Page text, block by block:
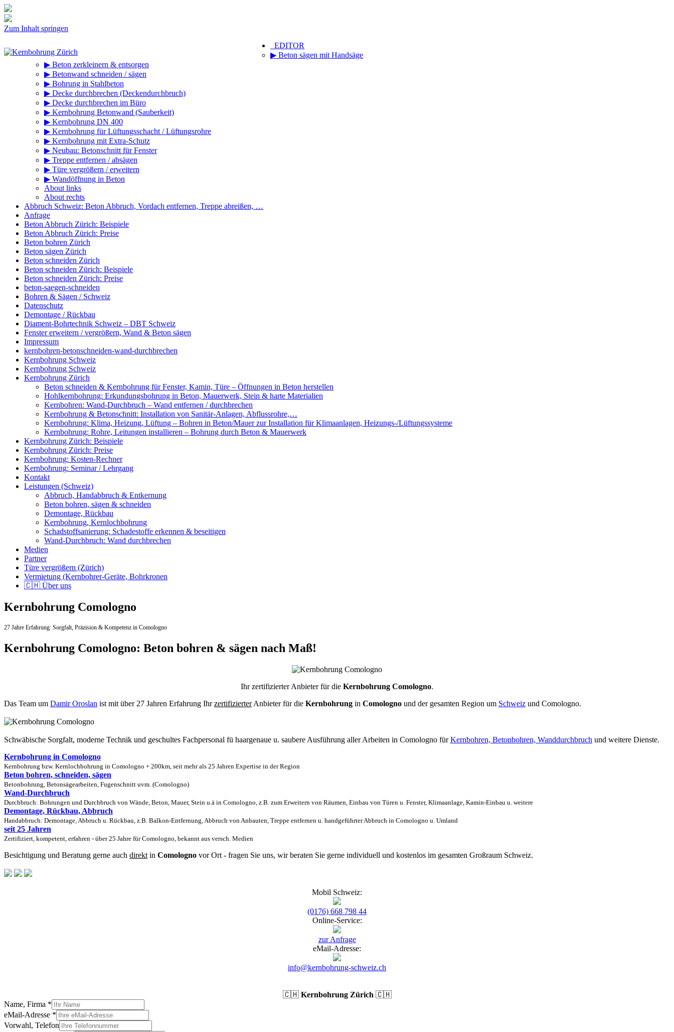
Zum Inhalt springen
_EDITOR
▶ Beton sägen mit Handsäge
▶ Beton zerkleinern & entsorgen
▶ Betonwand schneiden / sägen
▶ Bohrung in Stahlbeton
▶ Decke durchbrechen (Deckendurchbruch)
▶ Decke durchbrechen im Büro
▶ Kernbohrung Betonwand (Sauberkeit)
▶ Kernbohrung DN 400
▶ Kernbohrung für Lüftungsschacht / Lüftungsrohre
▶ Kernbohrung mit Extra-Schutz
▶ Neubau: Betonschnitt für Fenster
▶ Treppe entfernen / absägen
▶ Türe vergrößern / erweitern
▶ Wandöffnung in Beton
About links
About rechts
Abbruch Schweiz: Beton Abbruch, Vordach entfernen, Treppe abreißen, …
Anfrage
Beton Abbruch Zürich: Beispiele
Beton Abbruch Zürich: Preise
Beton bohren Zürich
Beton sägen Zürich
Beton schneiden Zürich
Beton schneiden Zürich: Beispiele
Beton schneiden Zürich: Preise
beton-saegen-schneiden
Bohren & Sägen / Schweiz
Datenschutz
Demontage / Rückbau
Diament-Bohrtechnik Schweiz – DBT Schweiz
Fenster erweitern / vergrößern, Wand & Beton sägen
Impressum
kernbohren-betonschneiden-wand-durchbrechen
Kernbohrung Schweiz
Kernbohrung Schweiz
Kernbohrung Zürich
Beton schneiden & Kernbohrung für Fenster, Kamin, Türe – Öffnungen in Beton herstellen
Hohlkernbohrung: Erkundungsbohrung in Beton, Mauerwerk, Stein & harte Materialien
Kernbohren: Wand-Durchbruch – Wand entfernen / durchbrechen
Kernbohrung & Betonschnitt: Installation von Sanitär-Anlagen, Abflussrohre,…
Kernbohrung: Klima, Heizung, Lüftung – Bohren in Beton/Mauer zur Installation für Klimaanlagen, Heizungs-/Lüftungssysteme
Kernbohrung: Rohre, Leitungen installieren – Bohrung durch Beton & Mauerwerk
Kernbohrung Zürich: Beispiele
Kernbohrung Zürich: Preise
Kernbohrung: Kosten-Rechner
Kernbohrung: Seminar / Lehrgang
Kontakt
Leistungen (Schweiz)
Abbruch, Handabbruch & Entkernung
Beton bohren, sägen & schneiden
Demontage, Rückbau
Kernbohrung, Kernlochbohrung
Schadstoffsanierung: Schadestoffe erkennen & beseitigen
Wand-Durchbruch: Wand durchbrechen
Medien
Partner
Türe vergrößern (Zürich)
Vermietung (Kernbohrer-Geräte, Bohrkronen
🇨🇭 Über uns
Kernbohrung Comologno
27 Jahre Erfahrung: Sorgfalt, Präzision & Kompetenz in Comologno
Kernbohrung Comologno: Beton bohren & sägen nach Maß!
Ihr zertifizierter Anbieter für die Kernbohrung Comologno.
Das Team um Damir Oroslan ist mit über 27 Jahren Erfahrung IhrzertifizierterAnbieter für die Kernbohrung in Comologno und der gesamten Region um Schweiz und Comologno.
Schwäbische Sorgfalt, moderne Technik und geschultes Fachpersonal fü haargenaue u. saubere Ausführung aller Arbeiten in Comologno fürKernbohren, Betonbohren, Wanddurchbruch und weitere Dienste.
Kernbohrung in Comologno
Kernbohrung bzw. Kernlochbohrung in Comologno + 200km, seit mehr als 25 Jahren Expertise in der Region
Beton bohren, schneiden, sägen
Betonbohrung, Betonsägearbeiten, Fugenschnitt uvm. (Comologno)
Wand-Durchbruch
Durchbruch: Bohrungen und Durchbruch von Wände, Beton, Mauer, Stein u.ä in Comologno, z.B. zum Erweitern von Räumen, Einbau von Türen u. Fenster, Klimaanlage, Kamin-Einbau u. weitere
Demontage, Rückbau, Abbruch
Handabbruch: Demontage, Abbruch u. Rückbau, z.B. Balkon-Entfernung, Abbruch von Anbauten, Treppe entfernen u. handgeführter Abbruch in Comologno u. Umland
seit 25 Jahren
Zertifiziert, kompetent, erfahren - über 25 Jahre für Comologno, bekannt aus versch. Medien
Besichtigung und Beratung gerne auch direkt in Comologno vor Ort - fragen Sie uns, wir beraten Sie gerne individuell und kostenlos im gesamten Großraum Schweiz.
Mobil Schweiz:
(0176) 668 798 44
Online-Service:
zur Anfrage
eMail-Adresse:
info@kernbohrung-schweiz.ch
🇨🇭 Kernbohrung Zürich 🇨🇭
Name, Firma *
eMail-Adresse *
Vorwahl, Telefon